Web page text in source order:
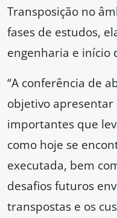
Transposição no
fases de estudos,
engenharia e início
“A conferência de
objetivo
importantes que
como hoje se
executada, bem
desafios futuros
transpostas e os